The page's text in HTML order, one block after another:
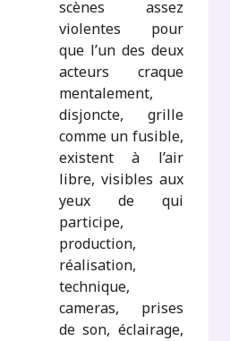
scènes assez
violentes pour
que l’un des deux
acteurs craque
mentalement,
disjoncte, grille
comme un fusible,
existent à l’air
libre, visibles aux
yeux de qui
participe,
production,
réalisation,
technique,
cameras, prises
de son, éclairage,